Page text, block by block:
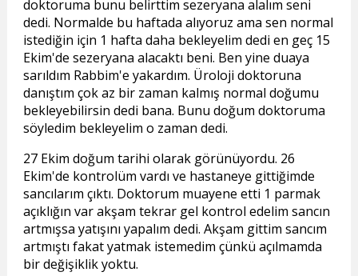
doktoruma bunu belirttim sezeryana alalım seni
dedi. Normalde bu haftada alıyoruz ama sen normal
istediğin için 1 hafta daha bekleyelim dedi en geç 15
Ekim'de sezeryana alacaktı beni. Ben yine duaya
sarıldım Rabbim'e yakardım. Üroloji doktoruna
danıştım çok az bir zaman kalmış normal doğumu
bekleyebilirsin dedi bana. Bunu doğum doktoruma
söyledim bekleyelim o zaman dedi.
27 Ekim doğum tarihi olarak görünüyordu. 26
Ekim'de kontrolüm vardı ve hastaneye gittiğimde
sancılarım çıktı. Doktorum muayene etti 1 parmak
açıklığın var akşam tekrar gel kontrol edelim sancın
artmışsa yatışını yapalım dedi. Akşam gittim sancım
artmıştı fakat yatmak istemedim çünkü açılmamda
bir değişiklik yoktu.